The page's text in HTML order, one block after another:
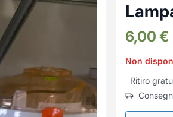
6,00 €
Non
Ritiro